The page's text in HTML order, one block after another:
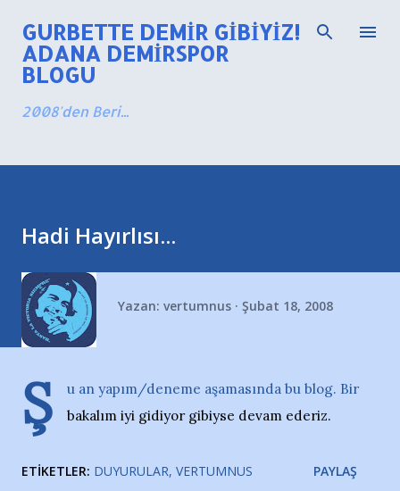
Ana içeriğe atla
GURBETTE DEMIR GIBIYIZ!
ADANA DEMIRSPOR
BLOGU
2008'den Beri...
Hadi Hayırlısı...
Yazan: vertumnus Şubat 18, 2008
Ş
u an yapım/deneme aşamasında bu blog. Bir
bakalım iyi gidiyor gibiyse devam ederiz.
ETIKETLER: DUYURULAR VERTUMNUS PAYLAŞ